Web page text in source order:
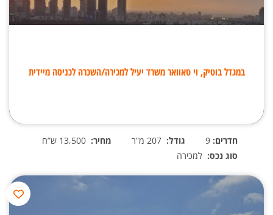
במגדל בוטיק, וי טאוואר משרד יעיל למכירה/השכרה לכניסה מיידית
חדרים: גודל: מחיר:
סוג נכס: למכירה